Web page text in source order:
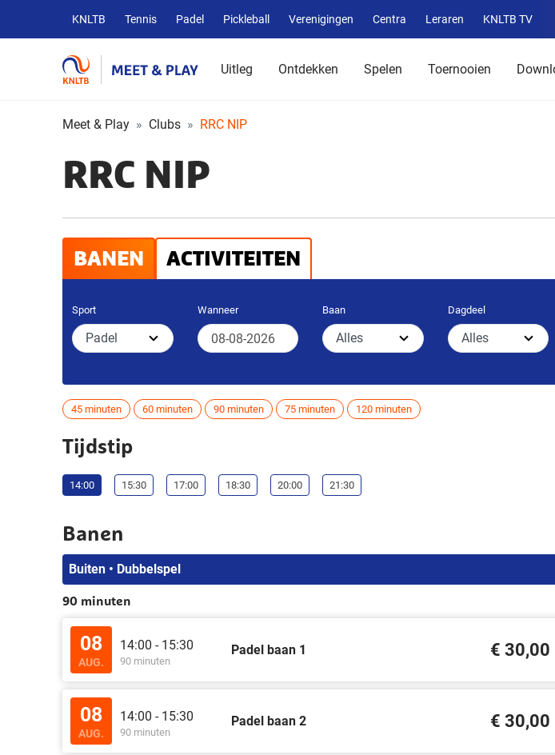
Overige
KNLTB
websites
KNLTB Tennis Padel Pickleball Verenigingen Centra Leraren KNLTB TV
Uitleg Ontdekken Spelen Toernooien
Meet & Play Clubs RRC NIP
RRC NIP
BANEN ACTIVITEITEN
Sport Wanneer Baan Dagdeel
45 minuten 60 minuten 90 minuten 75 minuten 120 minuten
Tijdstip
14:00 15:30 17:00 18:30 20:00 21:30
Banen
Buiten • Dubbelspel
90 minuten
08
AUG.
14:00 - 15:30
90 minuten
Padel baan 1 € 30,00
08
AUG.
14:00 - 15:30
90 minuten
Padel baan 2 € 30,00